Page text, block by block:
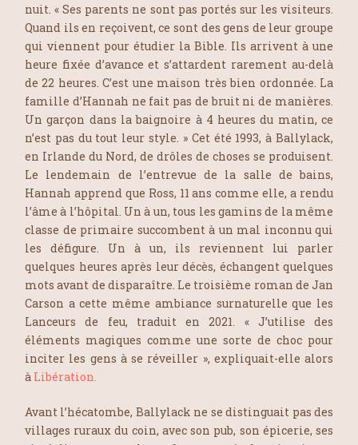
nuit.« Ses parents ne sont pas portés sur les visiteurs.
Quand ils en reçoivent, ce sont des gens de leur groupe
qui viennent pour étudier la Bible. Ils arrivent à une
heure fixée d’avance et s’attardent rarement au-delà
de 22 heures. C’est une maison très bien ordonnée. La
famille d’Hannah ne fait pas de bruit ni de manières.
Un garçon dans la baignoire à 4 heures du matin, ce
n’est pas du tout leur style. »Cet été 1993, à Ballylack,
en Irlande du Nord, de drôles de choses se produisent.
Le lendemain de l’entrevue de la salle de bains,
Hannah apprend que Ross, 11 ans comme elle, a rendu
l’âme à l’hôpital. Un à un, tous les gamins de la même
classe de primaire succombent à un mal inconnu qui
les défigure. Un à un, ils reviennent lui parler
quelques heures après leur décès, échangent quelques
mots avant de disparaître. Le troisième roman de Jan
Carson a cette même ambiance surnaturelle que les
Lanceurs de feu, traduit en 2021. « J’utilise des
éléments magiques comme une sorte de choc pour
inciter les gens à se réveiller », expliquait-elle alors
à Libération.
Avant l’hécatombe, Ballylack ne se distinguait pas des
villages ruraux du coin, avec son pub, son épicerie, ses